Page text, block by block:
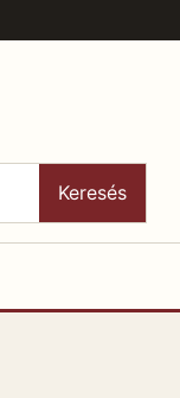
Keresés